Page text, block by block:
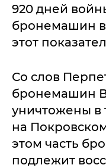
920 дней
бронемашин в
этот
Со слов
бронемашин
уничтожены в
на
этом часть
подлежит